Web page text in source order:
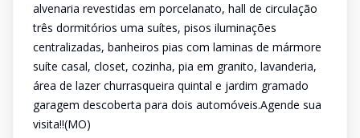
alvenaria revestidas em porcelanato, hall de circulação
três dormitórios uma suítes, pisos iluminações
centralizadas, banheiros pias com laminas de mármore
suíte casal, closet, cozinha, pia em granito, lavanderia,
área de lazer churrasqueira quintal e jardim gramado
garagem descoberta para dois automóveis.Agende sua
visita!!(MO)